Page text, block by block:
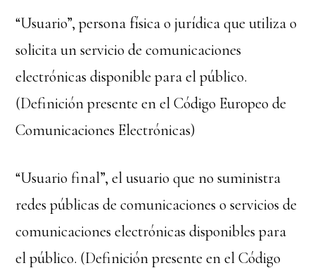
“Usuario”, persona física o jurídica que utiliza o
solicita un servicio de comunicaciones
electrónicas disponible para el público.
(Definición presente en el Código Europeo de
Comunicaciones Electrónicas)
“Usuario final”, el usuario que no suministra
redes públicas de comunicaciones o servicios de
comunicaciones electrónicas disponibles para
el público. (Definición presente en el Código